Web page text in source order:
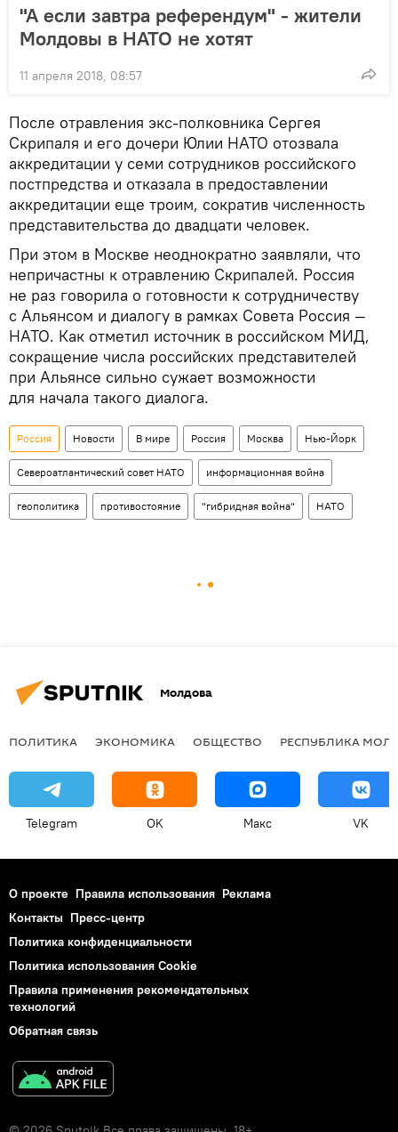
"А если завтра референдум" - жители
Молдовы в НАТО не хотят
11 апреля 2018, 08:57
После отравления экс-полковника Сергея
Скрипаля и его дочери Юлии НАТО отозвала
аккредитации у семи сотрудников российского
постпредства и отказала в предоставлении
аккредитации еще троим, сократив численность
представительства до двадцати человек.
При этом в Москве неоднократно заявляли, что
непричастны к отравлению Скрипалей. Россия
не раз говорила о готовности к сотрудничеству
с Альянсом и диалогу в рамках Совета Россия —
НАТО. Как отметил источник в российском МИД,
сокращение числа российских представителей
при Альянсе сильно сужает возможности
для начала такого диалога.
Россия Новости В мире Россия Москва Нью-Йорк
Североатлантический совет НАТО информационная война
геополитика противостояние "гибридная война" НАТО
Молдова
ПОЛИТИКА ЭКОНОМИКА ОБЩЕСТВО РЕСПУБЛИКА
Telegram OK Макс VK
О проекте Правила использования Реклама
Контакты Пресс-центр
Политика конфиденциальности
Политика использования Cookie
Правила применения рекомендательных
технологий
Обратная связь